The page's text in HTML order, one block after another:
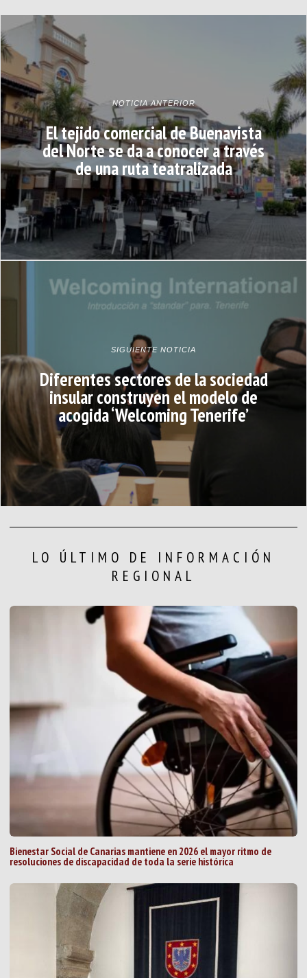
NOTICIA ANTERIOR
El tejido comercial de Buenavista
del Norte se da a conocer a través
de una ruta teatralizada
SIGUIENTE NOTICIA
Diferentes sectores de la sociedad
insular construyen el modelo de
acogida ‘Welcoming Tenerife’
LO ÚLTIMO DE INFORMACIÓN
REGIONAL
Bienestar Social de Canarias mantiene en 2026 el mayor ritmo de
resoluciones de discapacidad de toda la serie histórica